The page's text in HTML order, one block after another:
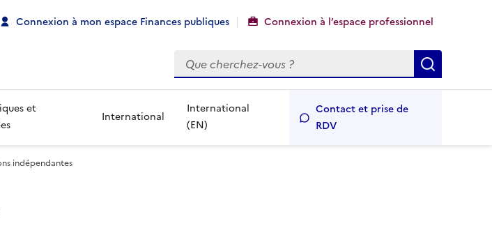
Connexion à mon espace Finances publiques Connexion à l’espace professionnel
Rechercher
et
International
International
(EN)
Contact et prise de
RDV
indépendantes